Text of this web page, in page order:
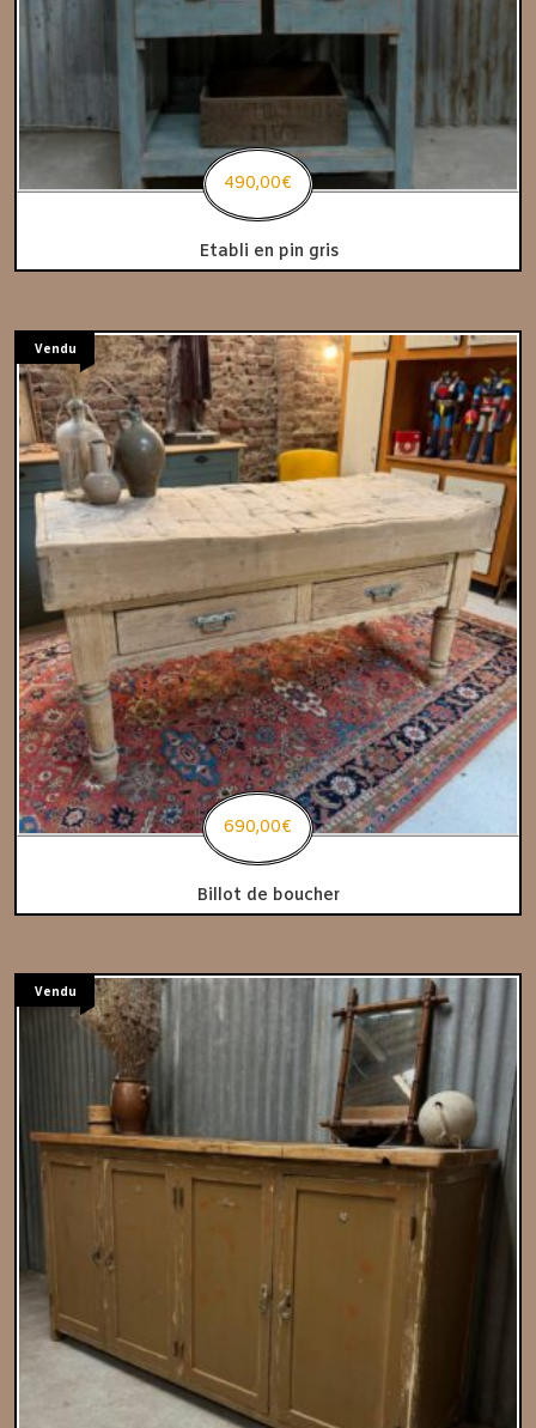
Etabli en pin gris
490,00€
Vendu
Billot de boucher
690,00€
Vendu